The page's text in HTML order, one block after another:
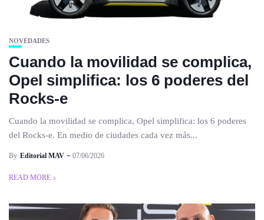
NOVEDADES
Cuando la movilidad se complica,
Opel simplifica: los 6 poderes del
Rocks-e
Cuando la movilidad se complica, Opel simplifica: los 6 poderes
del Rocks-e. En medio de ciudades cada vez más...
By Editorial MAV 07/06/2026
READ MORE